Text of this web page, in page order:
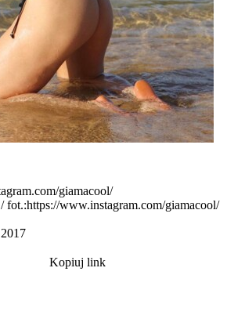
giamacool/
fot.:https://www.instagram.com/giamacool/
Kopiuj link